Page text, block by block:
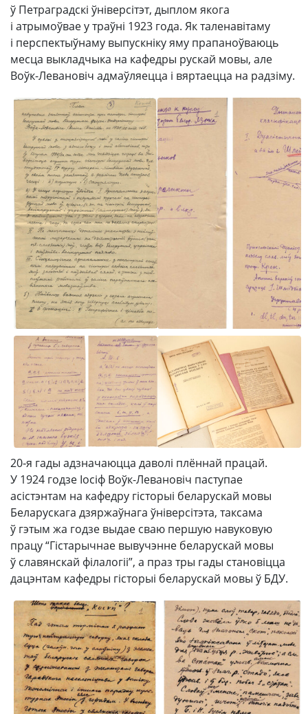
ў Петраградскі ўніверсітэт, дыплом якога
і атрымоўвае у траўні 1923 года. Як таленавітаму
і перспектыўнаму выпускніку яму прапаноўваюць
месца выкладчыка на кафедры рускай мовы, але
Воўк-Левановіч адмаўляецца і вяртаецца на радзіму.
20‑я гады адзначаюцца даволі плённай працай.
У 1924 годзе Іосіф Воўк-Левановіч паступае
асістэнтам на кафедру гісторыі беларускай мовы
Беларускага дзяржаўнага ўніверсітэта, таксама
ў гэтым жа годзе выдае сваю першую навуковую
працу “Гістарычнае вывучэнне беларускай мовы
ў славянскай філалогіі”, а праз тры гады становіцца
дацэнтам кафедры гісторыі беларускай мовы ў БДУ.